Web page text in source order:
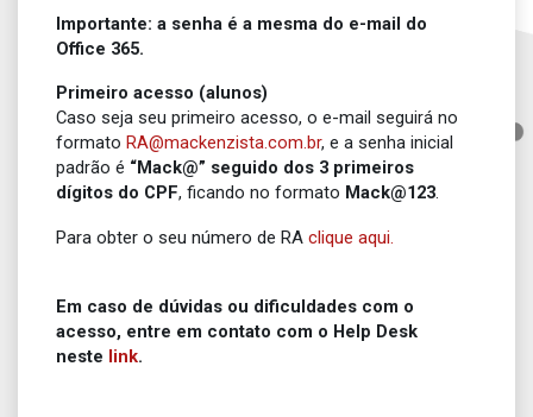
Importante: a senha é a mesma do e-mail do
Office 365.
Primeiro acesso (alunos)
Caso seja seu primeiro acesso, o e-mail seguirá no
formato RA@mackenzista.com.br, e a senha inicial
padrão é “Mack@” seguido dos 3 primeiros
dígitos do CPF, ficando no formato Mack@123
Para obter o seu número de RA clique aqui.
Em caso de dúvidas ou dificuldades com o
acesso, entre em contato com o Help Desk
neste link.